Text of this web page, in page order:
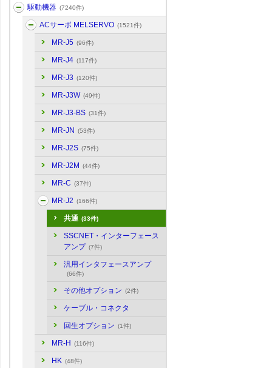
駆動機器 (7240件)
ACサーボ MELSERVO (1521件)
MR-J5 (96件)
MR-J4 (117件)
MR-J3 (120件)
MR-J3W (49件)
MR-J3-BS (31件)
MR-JN (53件)
MR-J2S (75件)
MR-J2M (44件)
MR-C (37件)
MR-J2 (166件)
共通 (33件)
SSCNET・インターフェース
アンプ (7件)
汎用インタフェースアンプ
(66件)
その他オプション (2件)
ケーブル・コネクタ
回生オプション (1件)
MR-H (116件)
HK (48件)